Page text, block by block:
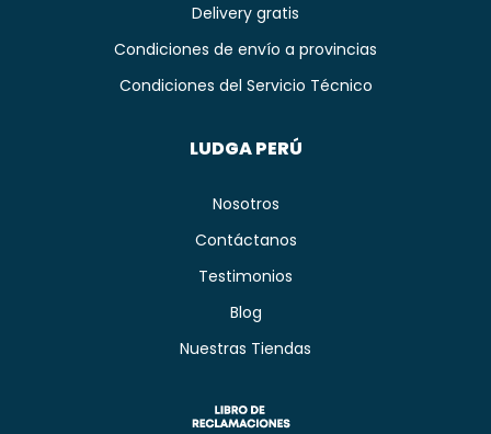
Delivery gratis
Condiciones de envío a provincias
Condiciones del Servicio Técnico
LUDGA PERÚ
Nosotros
Contáctanos
Testimonios
Blog
Nuestras Tiendas